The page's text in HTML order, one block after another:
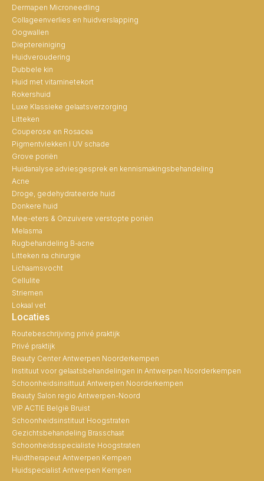
Dermapen Microneedling
Collageenverlies en huidverslapping
Oogwallen
Dieptereiniging
Huidveroudering
Dubbele kin
Huid met vitaminetekort
Rokershuid
Luxe Klassieke gelaatsverzorging
Litteken
Couperose en Rosacea
Pigmentvlekken I UV schade
Grove poriën
Huidanalyse adviesgesprek en kennismakingsbehandeling
Acne
Droge, gedehydrateerde huid
Donkere huid
Mee-eters & Onzuivere verstopte poriën
Melasma
Rugbehandeling B-acne
Litteken na chirurgie
Lichaamsvocht
Cellulite
Striemen
Lokaal vet
Locaties
Routebeschrijving privé praktijk
Privé praktijk
Beauty Center Antwerpen Noorderkempen
Instituut voor gelaatsbehandelingen in Antwerpen Noorderkempen
Schoonheidsinsittuut Antwerpen Noorderkempen
Beauty Salon regio Antwerpen-Noord
VIP ACTIE België Bruist
Schoonheidsinstituut Hoogstraten
Gezichtsbehandeling Brasschaat
Schoonheidsspecialiste Hoogstraten
Huidtherapeut Antwerpen Kempen
Huidspecialist Antwerpen Kempen